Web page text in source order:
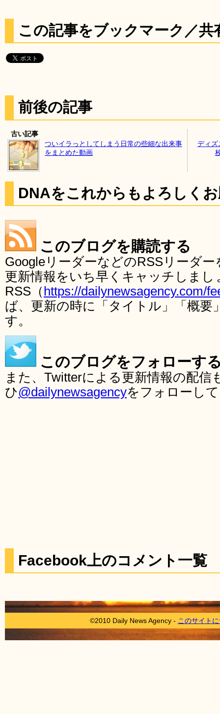
この記事をブックマーク／共
前後の記事
古い記事
ついイラっとしてしまう日常の些細な出来事
をまとめた動画
ディズ
DNAをこれからもよろしく
このブログを購読する
GoogleリーダーなどのRSSリーダ
更新情報をいち早くキャッチしま
RSS（ https://dailynewsagency.com/
ば、更新の時に「タイトル」「概要
す。
このブログをフォローす
また、Twitterによる更新情報の配
ひ@dailynewsagencyをフォローし
Facebook上のコメント一覧
©2010 Daily News Agency - このサイト